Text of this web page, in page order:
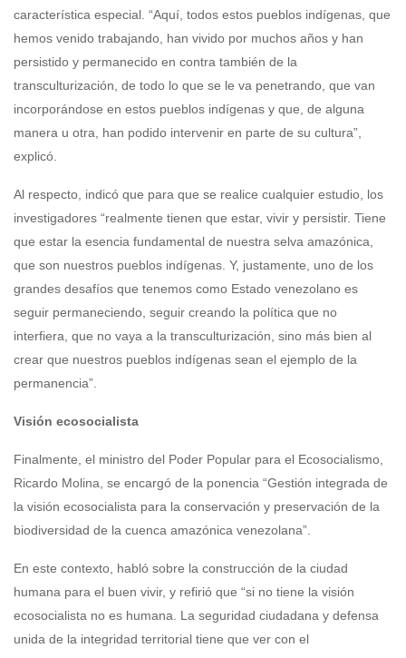
característica especial. “Aquí, todos estos pueblos indígenas, que
hemos venido trabajando, han vivido por muchos años y han
persistido y permanecido en contra también de la
transculturización, de todo lo que se le va penetrando, que van
incorporándose en estos pueblos indígenas y que, de alguna
manera u otra, han podido intervenir en parte de su cultura”,
explicó.
Al respecto, indicó que para que se realice cualquier estudio, los
investigadores “realmente tienen que estar, vivir y persistir. Tiene
que estar la esencia fundamental de nuestra selva amazónica,
que son nuestros pueblos indígenas. Y, justamente, uno de los
grandes desafíos que tenemos como Estado venezolano es
seguir permaneciendo, seguir creando la política que no
interfiera, que no vaya a la transculturización, sino más bien al
crear que nuestros pueblos indígenas sean el ejemplo de la
permanencia”.
Visión ecosocialista
Finalmente, el ministro del Poder Popular para el Ecosocialismo,
Ricardo Molina, se encargó de la ponencia “Gestión integrada de
la visión ecosocialista para la conservación y preservación de la
biodiversidad de la cuenca amazónica venezolana”.
En este contexto, habló sobre la construcción de la ciudad
humana para el buen vivir, y refirió que “si no tiene la visión
ecosocialista no es humana. La seguridad ciudadana y defensa
unida de la integridad territorial tiene que ver con el